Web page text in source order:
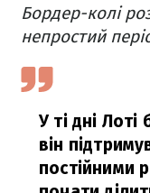
Бордер-колі
непростий
У ті дні
він
постійними